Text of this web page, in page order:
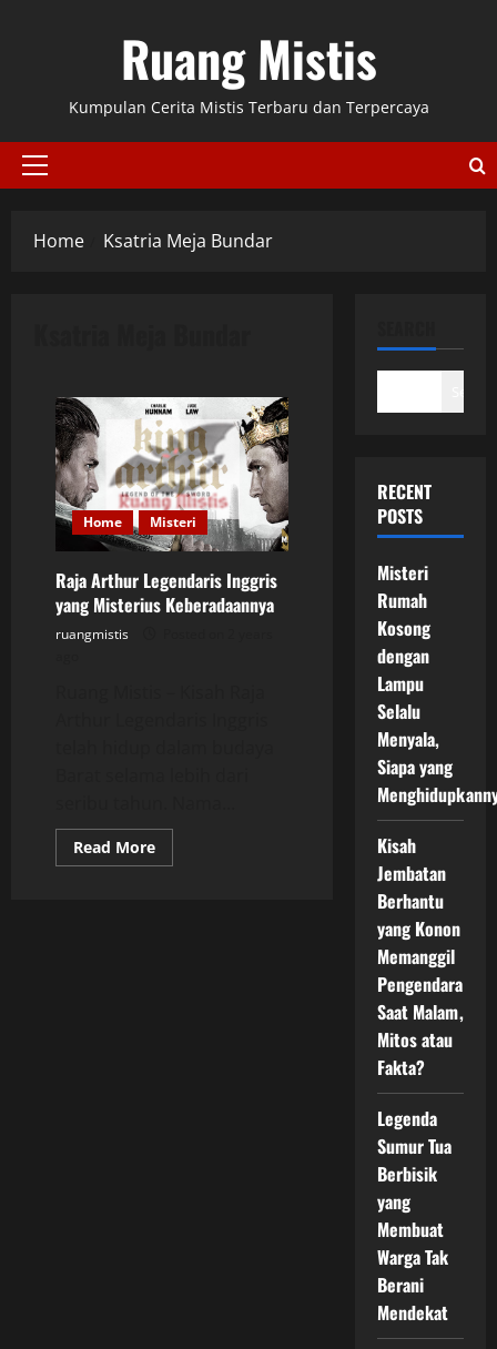
Ruang Mistis
Kumpulan Cerita Mistis Terbaru dan Terpercaya
Primary
Home Ksatria Meja Bundar
Home Misteri
Raja Arthur Legendaris Inggris
yang Misterius Keberadaannya
ruangmistis
Read MoreRead
more
RECENT
POSTS
Misteri
Rumah
Kosong
dengan
Lampu
Selalu
Menyala,
Siapa yang
Kisah
Jembatan
Berhantu
yang Konon
Memanggil
Pengendara
Saat Malam,
Mitos atau
Fakta?
Legenda
Sumur Tua
Berbisik
yang
Membuat
Warga Tak
Berani
Mendekat